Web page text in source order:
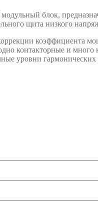
блок,
щита низкого
коэффициента
контакторные и много
уровни гармонических